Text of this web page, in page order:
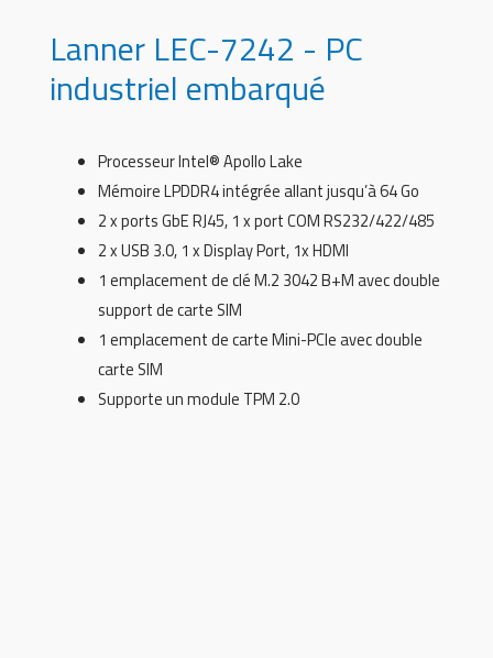
Lanner LEC-7242 - PC
industriel embarqué
Processeur Intel® Apollo Lake
Mémoire LPDDR4 intégrée allant jusqu’à 64 Go
2 x ports GbE RJ45, 1 x port COM RS232/422/485
2 x USB 3.0, 1 x Display Port, 1x HDMI
1 emplacement de clé M.2 3042 B+M avec double
support de carte SIM
1 emplacement de carte Mini-PCIe avec double
carte SIM
Supporte un module TPM 2.0